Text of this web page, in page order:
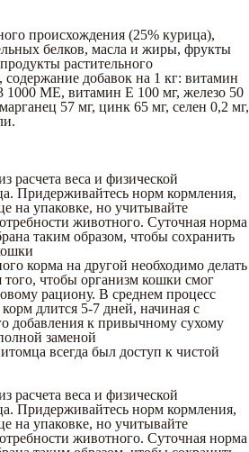
происхождения (25% курица),
белков, масла и жиры, фрукты
растительного
добавок на 1 кг: витамин
МЕ, витамин Е 100 мг, железо 50
57 мг, цинк 65 мг, селен 0,2 мг,
расчета веса и физической
Придерживайтесь норм кормления,
на упаковке, но учитывайте
животного. Суточная норма
таким образом, чтобы сохранить
корма на другой необходимо делать
того, чтобы организм кошки смог
рациону. В среднем процесс
длится 5-7 дней, начиная с
добавления к привычному сухому
заменой
всегда был доступ к чистой
расчета веса и физической
Придерживайтесь норм кормления,
на упаковке, но учитывайте
животного. Суточная норма